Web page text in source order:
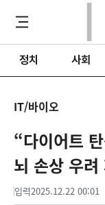
정치 사회
IT/바이오
“다이어트
뇌 손상 우려
입력2025.12.22 00:01